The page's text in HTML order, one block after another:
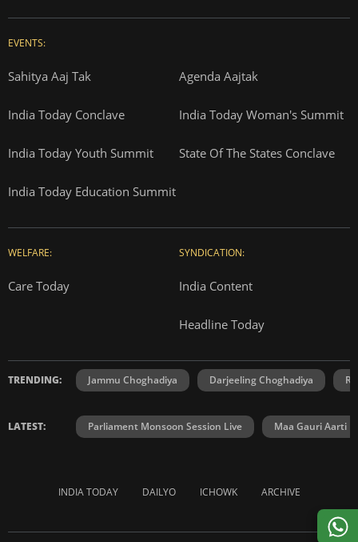
EVENTS:
Sahitya Aaj Tak Agenda Aajtak
India Today Conclave India Today Woman's Summit
India Today Youth Summit State Of The States Conclave
India Today Education Summit
WELFARE:
Care Today
SYNDICATION:
India Content
Headline Today
TRENDING: Jammu Choghadiya Darjeeling Choghadiya
LATEST: Parliament Monsoon Session Live Maa Gauri Aarti
INDIA TODAY DAILYO ICHOWK ARCHIVE